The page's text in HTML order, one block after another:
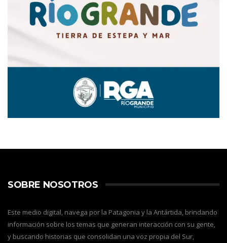
SOBRE NOSOTROS
Este medio digital, navega por la Patagonia y la Antártida, brindando
información sobre los temas que generan interacción con su gente,
y buscando historias que consolidan una voz propia del Sur,